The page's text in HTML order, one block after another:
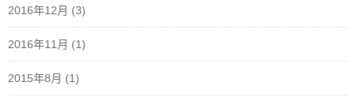
2016年12月 (3)
2016年11月 (1)
2015年8月 (1)